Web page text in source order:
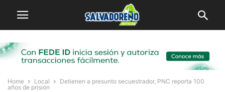
Home Local
Detienen a presunto secuestrador, PNC reporta 100
años de prisión